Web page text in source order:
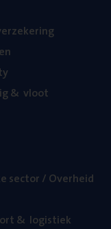
& vloot
sec­tor / Overheid
& logistiek